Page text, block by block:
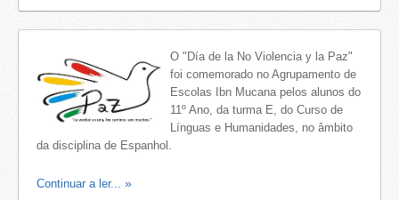
O "Día de la No Violencia y la Paz"
foi comemorado no Agrupamento de
Escolas Ibn Mucana pelos alunos do
11º Ano, da turma E, do Curso de
Línguas e Humanidades, no âmbito
da disciplina de Espanhol.
Continuar a ler...